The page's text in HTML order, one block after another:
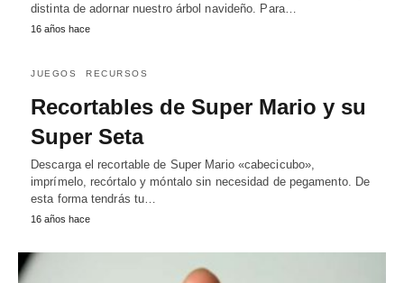
distinta de adornar nuestro árbol navideño. Para…
16 años hace
JUEGOS RECURSOS
Recortables de Super Mario y su
Super Seta
Descarga el recortable de Super Mario «cabecicubo»,
imprímelo, recórtalo y móntalo sin necesidad de pegamento. De
esta forma tendrás tu…
16 años hace